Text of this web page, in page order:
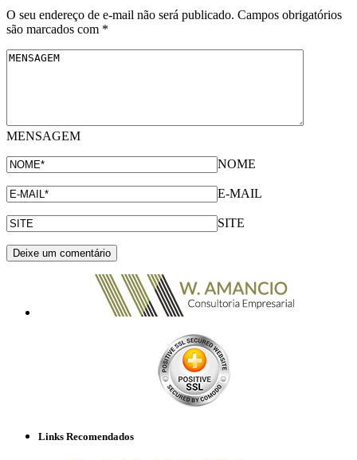
O seu endereço de e-mail não será publicado. Campos obrigatórios
são marcados com *
MENSAGEM
NOME
E-MAIL
SITE
Links Recomendados